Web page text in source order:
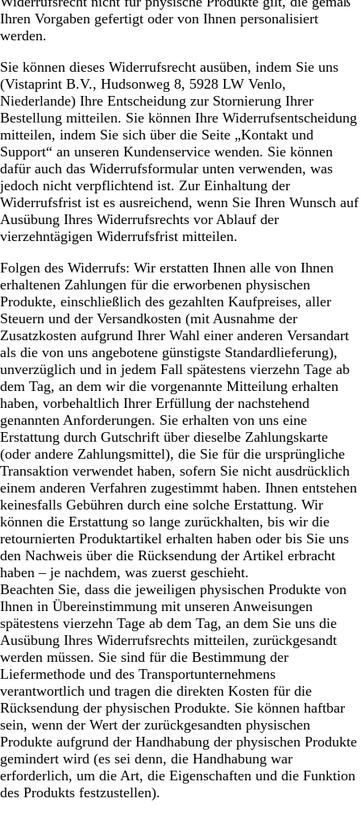
Ihren Vorgaben gefertigt oder von Ihnen personalisiert
werden.
Sie können dieses Widerrufsrecht ausüben, indem Sie uns
(Vistaprint B.V., Hudsonweg 8, 5928 LW Venlo,
Niederlande) Ihre Entscheidung zur Stornierung Ihrer
Bestellung mitteilen. Sie können Ihre Widerrufsentscheidung
mitteilen, indem Sie sich über die Seite „Kontakt und
Support“ an unseren Kundenservice wenden. Sie können
dafür auch das Widerrufsformular unten verwenden, was
jedoch nicht verpflichtend ist. Zur Einhaltung der
Widerrufsfrist ist es ausreichend, wenn Sie Ihren Wunsch auf
Ausübung Ihres Widerrufsrechts vor Ablauf der
vierzehntägigen Widerrufsfrist mitteilen.
Folgen des Widerrufs: Wir erstatten Ihnen alle von Ihnen
erhaltenen Zahlungen für die erworbenen physischen
Produkte, einschließlich des gezahlten Kaufpreises, aller
Steuern und der Versandkosten (mit Ausnahme der
Zusatzkosten aufgrund Ihrer Wahl einer anderen Versandart
als die von uns angebotene günstigste Standardlieferung),
unverzüglich und in jedem Fall spätestens vierzehn Tage ab
dem Tag, an dem wir die vorgenannte Mitteilung erhalten
haben, vorbehaltlich Ihrer Erfüllung der nachstehend
genannten Anforderungen. Sie erhalten von uns eine
Erstattung durch Gutschrift über dieselbe Zahlungskarte
(oder andere Zahlungsmittel), die Sie für die ursprüngliche
Transaktion verwendet haben, sofern Sie nicht ausdrücklich
einem anderen Verfahren zugestimmt haben. Ihnen entstehen
keinesfalls Gebühren durch eine solche Erstattung. Wir
können die Erstattung so lange zurückhalten, bis wir die
retournierten Produktartikel erhalten haben oder bis Sie uns
den Nachweis über die Rücksendung der Artikel erbracht
haben – je nachdem, was zuerst geschieht.
Beachten Sie, dass die jeweiligen physischen Produkte von
Ihnen in Übereinstimmung mit unseren Anweisungen
spätestens vierzehn Tage ab dem Tag, an dem Sie uns die
Ausübung Ihres Widerrufsrechts mitteilen, zurückgesandt
werden müssen. Sie sind für die Bestimmung der
Liefermethode und des Transportunternehmens
verantwortlich und tragen die direkten Kosten für die
Rücksendung der physischen Produkte. Sie können haftbar
sein, wenn der Wert der zurückgesandten physischen
Produkte aufgrund der Handhabung der physischen Produkte
gemindert wird (es sei denn, die Handhabung war
erforderlich, um die Art, die Eigenschaften und die Funktion
des Produkts festzustellen).